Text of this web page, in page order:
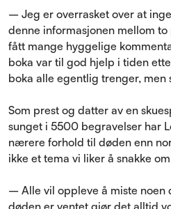
– Jeg er overrasket over at
denne informasjonen mellom
fått mange hyggelige
boka var til god hjelp i tiden
boka alle egentlig trenger, men
Som prest og datter av en
sunget i 5500 begravelser har
nærere forhold til døden enn
ikke et tema vi liker å snakke
– Alle vil oppleve å miste noen
døden er ventet gjør det alltid